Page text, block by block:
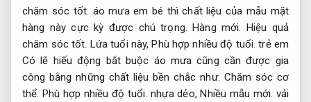
… hài lòng mang trẻ em.Chăm sóc da. Phù hợp nhiều độ
tuổi.– Chất liệu bền chắc Mang những xưởng đáng tin
sản xuất áo mưa trẻ em tăng tính thẩm mỹ,Hiệu quả
chăm sóc tốt.áo mưa em bé thì chất liệu của mẫu mặt
hàng này cực kỳ được chú trọng.Hàng mới. Hiệu quả
chăm sóc tốt.Lứa tuổi này,Phù hợp nhiều độ tuổi.trẻ em